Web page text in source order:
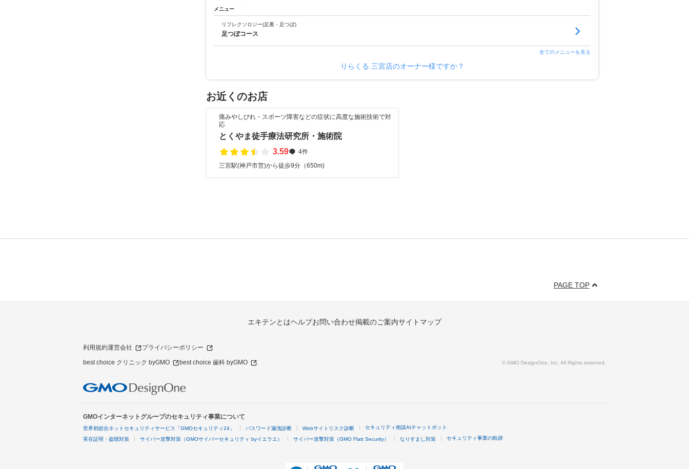
メニュー
リフレクソロジー(足裏・足つぼ)
足つぼコース
全てのメニューを見る
りらくる 三宮店のオーナー様ですか？
お近くのお店
痛みやしびれ・スポーツ障害などの症状に高度な施術技術で対
応
とくやま徒手療法研究所・施術院
3.59
4件
三宮駅(神戸市営)から徒歩9分（650m)
PAGE TOP
エキテンとはヘルプお問い合わせ掲載のご案内サイトマップ
利用規約運営会社 プライバシーポリシー
best choice クリニック byGMO best choice 歯科 byGMO © GMO DesignOne, Inc. All Rights reserved.
GMOインターネットグループのセキュリティ事業について
世界初総合ネットセキュリティサービス「GMOセキュリティ24」 パスワード漏洩診断 Webサイトリスク診断 セキュリティ相談AIチャットボット
実在証明・盗聴対策 サイバー攻撃対策（GMOサイバーセキュリティ byイエラエ） サイバー攻撃対策（GMO Flatt Security） なりすまし対策 セキュリティ事業の軌跡